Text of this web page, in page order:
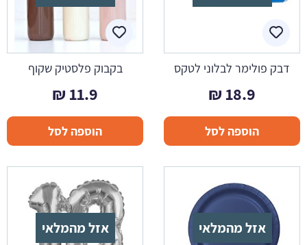
דבק פולימר לבלוני לטקס
18.9
₪
הוספה לסל
בקבוק פלסטיק שקוף
11.9
₪
הוספה לסל
אזל מהמלאי אזל מהמלאי